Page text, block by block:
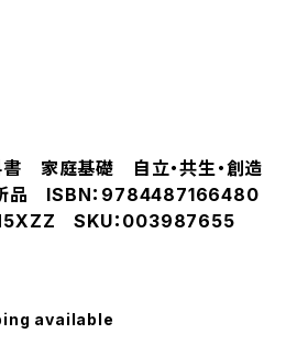
家庭基礎 自立・共生・創造
新品 ISBN：9784487166480
SKU：003987655
available